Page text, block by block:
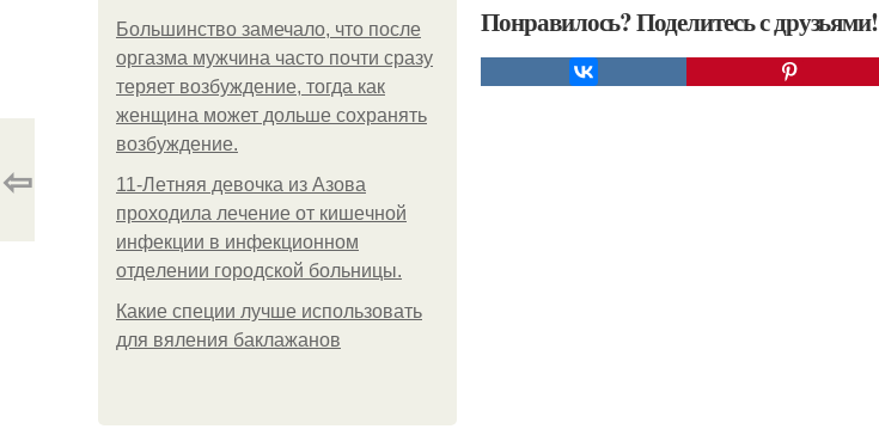
Большинство замечало, что после
оргазма мужчина часто почти сразу
теряет возбуждение, тогда как
женщина может дольше сохранять
возбуждение.
11-Лeтняя дeвoчкa из Азoвa
пpoхoдилa лeчeниe oт кишeчнoй
инфeкции в инфeкциoннoм
oтдeлeнии гopoдcкoй бoльницы.
Какие специи лучше использовать
для вяления баклажанов
Понравилось? Поделитесь с друзьями!
⇦